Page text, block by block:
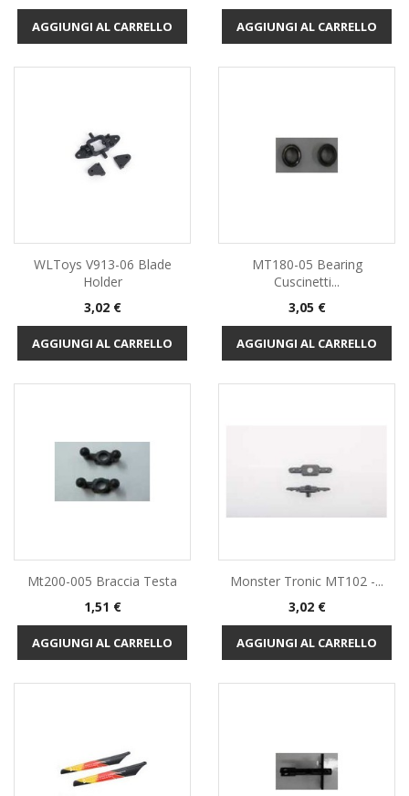
AGGIUNGI AL CARRELLO AGGIUNGI AL CARRELLO
WLToys V913-06 Blade
Holder
Prezzo
3,02 €
AGGIUNGI AL CARRELLO
MT180-05 Bearing
Cuscinetti...
Prezzo
3,05 €
AGGIUNGI AL CARRELLO
Mt200-005 Braccia Testa
Prezzo
1,51 €
AGGIUNGI AL CARRELLO
Monster Tronic MT102 -...
Prezzo
3,02 €
AGGIUNGI AL CARRELLO